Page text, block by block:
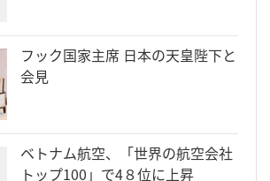
フック国家主席 日本の天皇陛下と
会見
ベトナム航空、「世界の航空会社
トップ100」で4８位に上昇